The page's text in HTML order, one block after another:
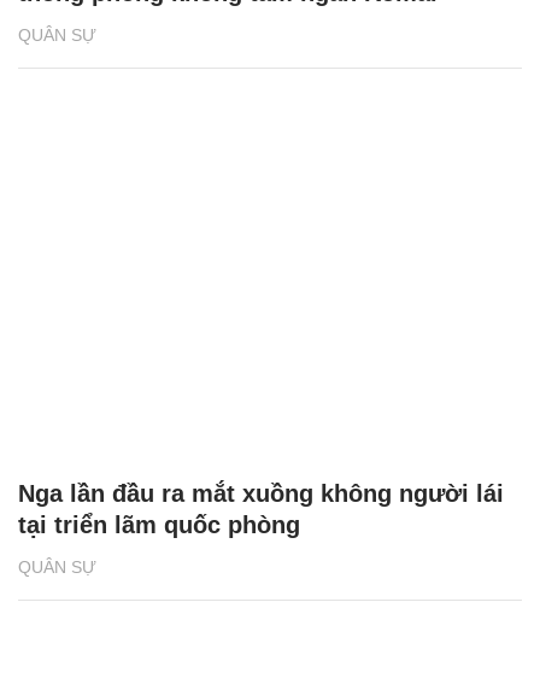
QUÂN SỰ
QUÂN SỰ
Nga lần đầu ra mắt xuồng không người lái
tại triển lãm quốc phòng